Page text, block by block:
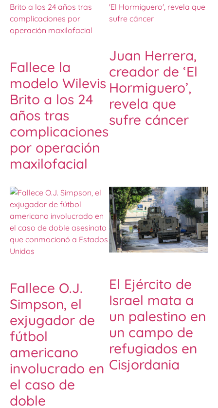
Fallece la
modelo Wilevis
Brito a los 24
años tras
complicaciones
por operación
maxilofacial
Juan Herrera,
creador de ‘El
Hormiguero’,
revela que
sufre cáncer
Fallece O.J.
Simpson, el
exjugador de
fútbol
americano
involucrado en
el caso de
doble
El Ejército de
Israel mata a
un palestino en
un campo de
refugiados en
Cisjordania